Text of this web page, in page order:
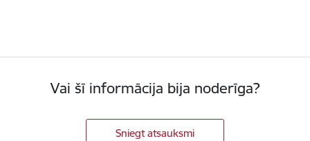
Vai šī informācija bija noderīga?
Sniegt atsauksmi